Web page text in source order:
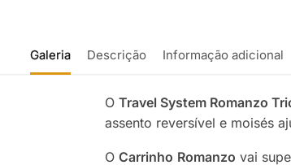
Galeria Descrição Informação adicional
O Travel System Romanzo
assento reversível e moisés
O Carrinho Romanzo vai